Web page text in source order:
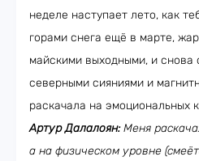
неделе наступает лето, как
горами снега ещё в марте,
майскими выходными, и снова
северными сияниями и
раскачала на эмоциональных
Артур Далалоян:Меня
а на физическом уровне